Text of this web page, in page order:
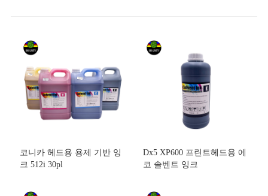
코니카 헤드용 용제 기반 잉
크 512i 30pl
Dx5 XP600 프린트헤드용 에
코 솔벤트 잉크